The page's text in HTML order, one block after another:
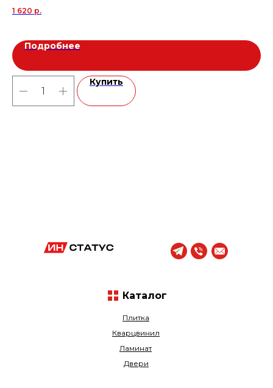
1 620 р.
Подробнее
Купить
Плитка
Кварцвинил
Ламинат
Двери
Каталог